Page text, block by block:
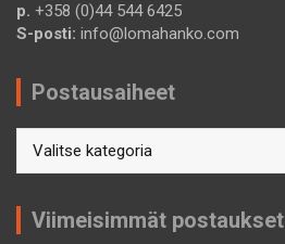
p. +358 (0)44 544 6425
S-posti: info@lomahanko.com
Postausaiheet
Viimeisimmät postaukset